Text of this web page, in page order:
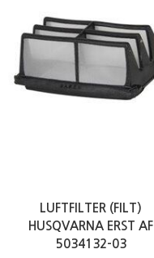
LUFTFILTER (FILT)
HUSQVARNA ERST AF
5034132-03